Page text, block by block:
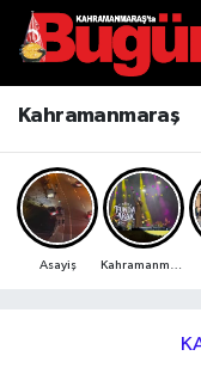
Kahramanmaraş
Asayiş
Bilim ve
Çevre
Süper Lig